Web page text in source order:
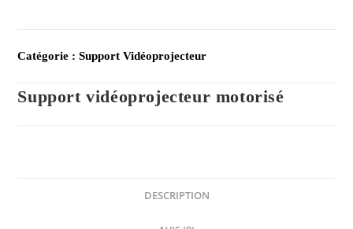
Catégorie :Support Vidéoprojecteur
Support vidéoprojecteur motorisé
DESCRIPTION